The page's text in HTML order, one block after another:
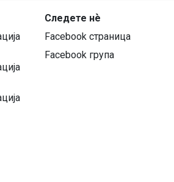
Следете нѐ
Facebook страница
Facebook група